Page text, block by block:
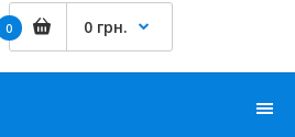
0 0 грн.